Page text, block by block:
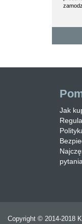
Jak
pytania
Copyright © 2014-2018